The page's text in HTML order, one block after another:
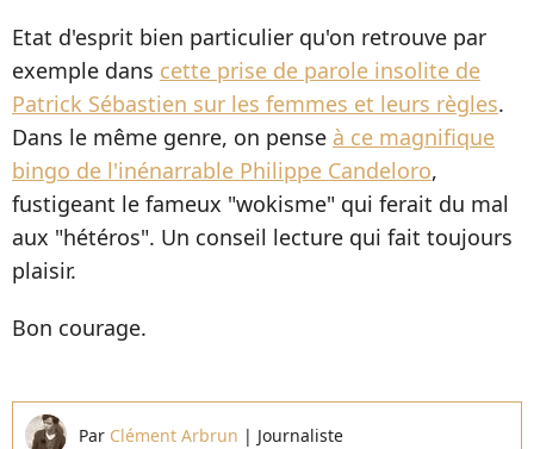
Etat d'esprit bien particulier qu'on retrouve par
exemple dans cette prise de parole insolite de
Patrick Sébastien sur les femmes et leurs règles.
Dans le même genre, on pense à ce magnifique
bingo de l'inénarrable Philippe Candeloro,
fustigeant le fameux "wokisme" qui ferait du mal
aux "hétéros". Un conseil lecture qui fait toujours
plaisir.
Bon courage.
Par Clément Arbrun | Journaliste